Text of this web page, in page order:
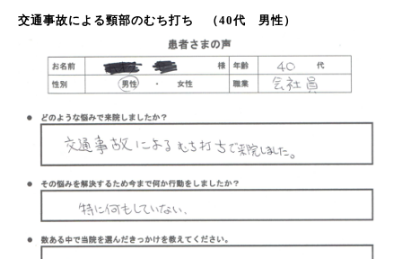
交通事故による頸部のむち打ち （40代 男性）